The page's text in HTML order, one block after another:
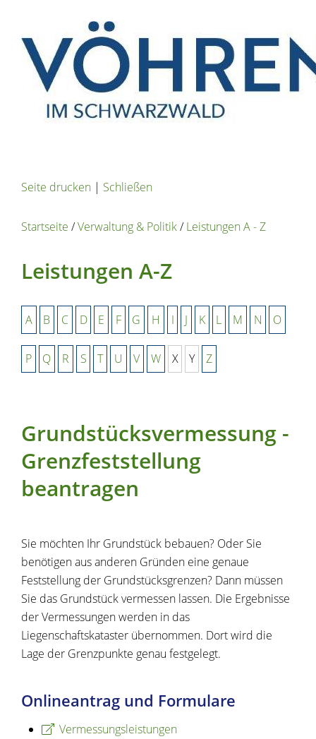
Seite drucken | Schließen
Startseite /Verwaltung & Politik/Leistungen A - Z
Leistungen A-Z
A B C D E F G H I J K L M N O
P Q R S T U V W X Y Z
Grundstücksvermessung -
Grenzfeststellung
beantragen
Sie möchten Ihr Grundstück bebauen? Oder Sie
benötigen aus anderen Gründen eine genaue
Feststellung der Grundstücksgrenzen? Dann müssen
Sie das Grundstück vermessen lassen. Die Ergebnisse
der Vermessungen werden in das
Liegenschaftskataster übernommen. Dort wird die
Lage der Grenzpunkte genau festgelegt.
Onlineantrag und Formulare
Vermessungsleistungen